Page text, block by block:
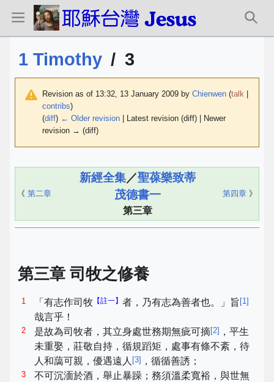
1 Timothy / 3
Revision as of 13:32, 13 January 2009 by Chienwen (talk
contribs)
(diff) ← Older revision | Latest revision (diff) | Newer
revision → (diff)
《 第二章
新經全集／聖葆樂致蒂
茂德書一
第三章
第四章 》
第三章 司牧之修養
1 「有志作司牧 【註一】 者，乃有志為善者也。」旨 [1]
哉言乎！
2 是故為司牧者，其立身處世務期無疵可摘[2] ，平生
未重娶，莊敬自持，循規蹈矩，處事有條不紊，待
人和藹可親，優遇遠人 [3] ，循循善誘；
3
不可沉湎於酒，舉止暴躁；務須溫柔寬裕，與世無